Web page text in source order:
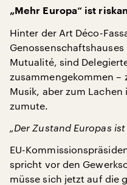
„Mehr Europa“ ist
Hinter der Art Déco-
Genossenschaftshauses
Mutualité, sind
zusammengekommen –
Musik, aber zum
zumute.
„Der Zustand Europas
EU-
spricht vor den
müsse sich jetzt auf die